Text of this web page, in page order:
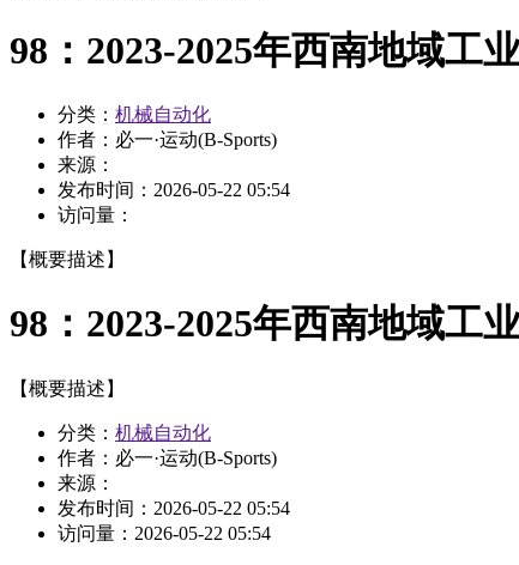
98：2023-2025年西南地域工
分类： 机械自动化
作者：必一·运动(B-Sports)
来源：
发布时间： 2026-05-22 05:54
访问量：
【概要描述】
98：2023-2025年西南地域工
【概要描述】
分类： 机械自动化
作者：必一·运动(B-Sports)
来源：
发布时间： 2026-05-22 05:54
访问量： 2026-05-22 05:54